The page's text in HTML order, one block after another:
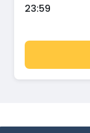
23:59